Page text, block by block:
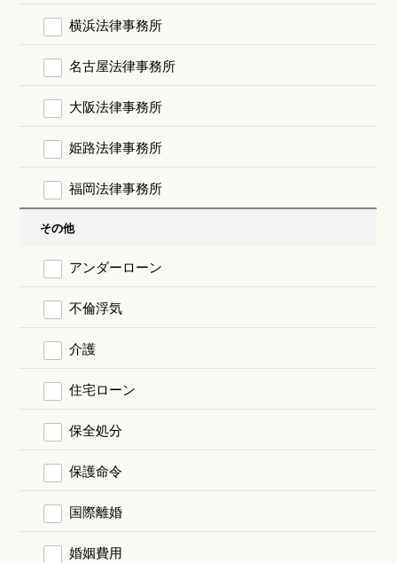
横浜法律事務所
名古屋法律事務所
大阪法律事務所
姫路法律事務所
福岡法律事務所
その他
アンダーローン
不倫浮気
介護
住宅ローン
保全処分
保護命令
国際離婚
婚姻費用